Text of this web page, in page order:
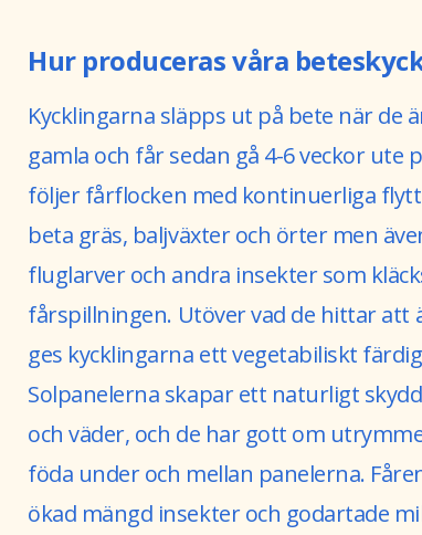
Hur produceras våra
Kycklingarna släpps ut på bete när de
gamla och får sedan gå 4-6 veckor ute
följer fårflocken med kontinuerliga flytt
beta gräs, baljväxter och örter men
fluglarver och andra insekter som
fårspillningen. Utöver vad de hittar att
ges kycklingarna ett vegetabiliskt
Solpanelerna skapar ett naturligt
och väder, och de har gott om
föda under och mellan panelerna.
ökad mängd insekter och godartade